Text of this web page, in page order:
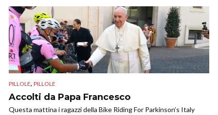
PILLOLE, PILLOLE
Accolti da Papa Francesco
Questa mattina i ragazzi della Bike Riding For Parkinson’s Italy